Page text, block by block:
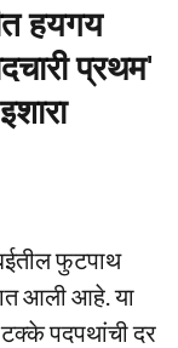
हयगय
प्रथम'
फुटपाथ
आली आहे. या
टक्के पदपथांची दर